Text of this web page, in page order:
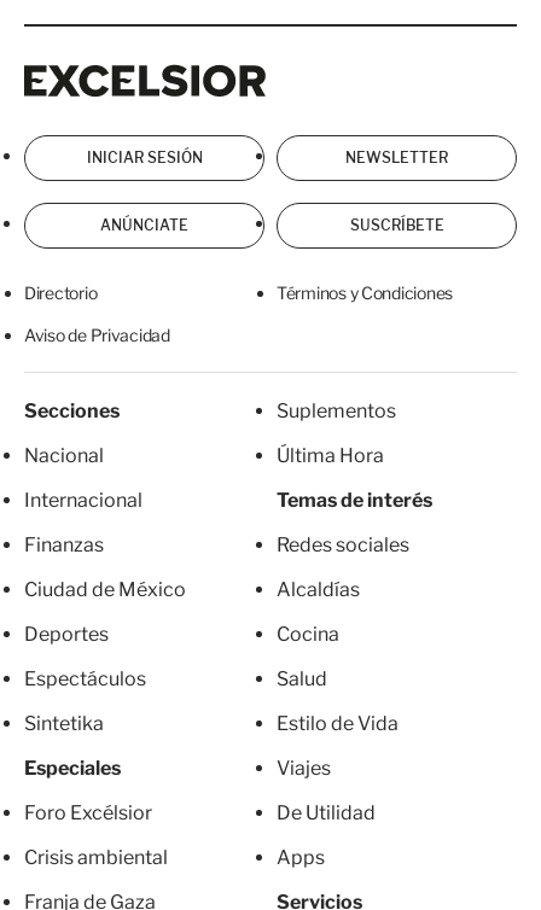
INICIAR SESIÓN NEWSLETTER
ANÚNCIATE SUSCRÍBETE
Directorio Términos y Condiciones
Aviso de Privacidad
Secciones
Nacional
Internacional
Finanzas
Ciudad de México
Deportes
Espectáculos
Sintetika
Especiales
Foro Excélsior
Crisis ambiental
Franja de Gaza
Suplementos
Última Hora
Temas de interés
Redes sociales
Alcaldías
Cocina
Salud
Estilo de Vida
Viajes
De Utilidad
Apps
Servicios